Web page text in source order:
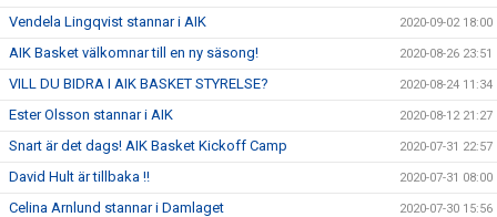
Vendela Lingqvist stannar i AIK 2020-09-02 18:00
AIK Basket välkomnar till en ny säsong! 2020-08-26 23:51
VILL DU BIDRA I AIK BASKET STYRELSE? 2020-08-24 11:34
Ester Olsson stannar i AIK 2020-08-12 21:27
Snart är det dags! AIK Basket Kickoff Camp 2020-07-31 22:57
David Hult är tillbaka !! 2020-07-31 08:00
Celina Arnlund stannar i Damlaget 2020-07-30 15:56